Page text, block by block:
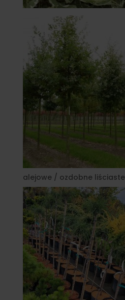
alejowe / ozdobne liściaste